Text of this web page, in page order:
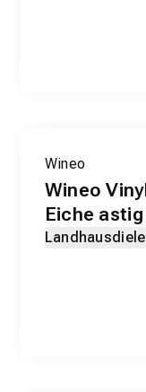
Wineo
Wineo
Eiche
Landhausdiele